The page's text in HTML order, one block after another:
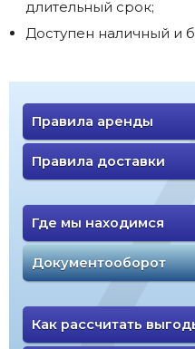
длительный срок;
Доступен наличный и
Правила аренды
Правила доставки
Где мы находимся
Документооборот
Как рассчитать